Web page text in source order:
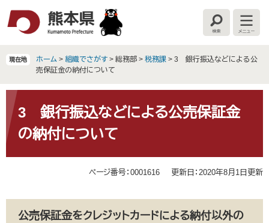
文
へ
検
索
メ
ニ
ー
現在地 ホーム > 組織でさがす > 総務部 > 税務課 > 3 銀行振込などによる公
売保証金の納付について
文 3 銀行振込などによる公売保証金
の納付について
ページ番号：0001616 更新日：2020年8月1日更新
公売保証金をクレジットカードによる納付以外の